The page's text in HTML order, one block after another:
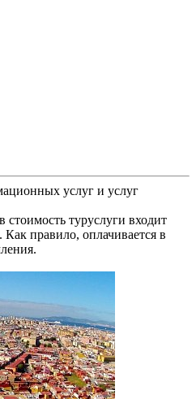
услуг и услуг
стоимость туруслуги входит
правило, оплачивается в